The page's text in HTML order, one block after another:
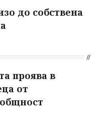
до собствена
проява в
от